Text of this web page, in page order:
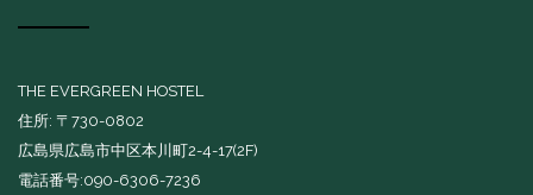
THE EVERGREEN HOSTEL
住所: 〒730-0802
広島県広島市中区本川町2-4-17(2F)
電話番号:090-6306-7236